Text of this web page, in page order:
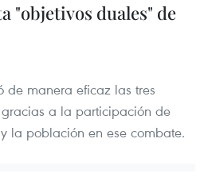
"objetivos duales" de
de manera eficaz las tres
a la participación de
la población en ese combate.